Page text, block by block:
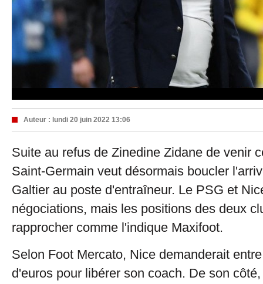
Auteur : lundi 20 juin 2022 13:06
Suite au refus de Zinedine Zidane de venir
Saint-Germain veut désormais boucler
Galtier au poste d'entraîneur. Le PSG et
négociations, mais les positions des deux
rapprocher comme l'indique Maxifoot.
Selon Foot Mercato, Nice demanderait
d'euros pour libérer son coach. De son